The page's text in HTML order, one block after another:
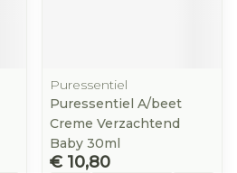
Puressentiel
Puressentiel A/beet
Creme Verzachtend
Baby 30ml
€ 10,80